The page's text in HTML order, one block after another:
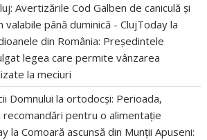
Avertizările Cod Galben de caniculă și
până duminică - ClujToday la
din România: Președintele
legea care permite vânzarea
la meciuri
Domnului la ortodocși: Perioada,
pentru o alimentație
laComoară ascunsă din Munții Apuseni: